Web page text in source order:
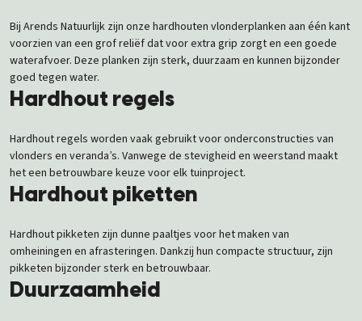
Bij Arends Natuurlijk zijn onze hardhouten vlonderplanken aan één kant
voorzien van een grof reliëf dat voor extra grip zorgt en een goede
waterafvoer. Deze planken zijn sterk, duurzaam en kunnen bijzonder
goed tegen water.
Hardhout regels
Hardhout regels worden vaak gebruikt voor onderconstructies van
vlonders en veranda’s. Vanwege de stevigheid en weerstand maakt
het een betrouwbare keuze voor elk tuinproject.
Hardhout piketten
Hardhout pikketen zijn dunne paaltjes voor het maken van
omheiningen en afrasteringen. Dankzij hun compacte structuur, zijn
pikketen bijzonder sterk en betrouwbaar.
Duurzaamheid